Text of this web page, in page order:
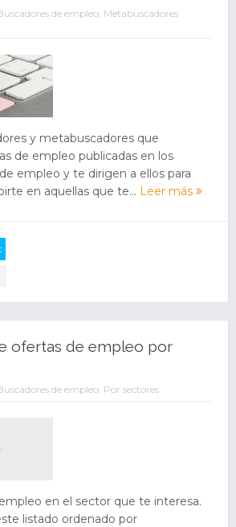
de empleo, Metabuscadores
y metabuscadores que
de empleo publicadas en los
empleo y te dirigen a ellos para
en aquellas que te... Leer más
ofertas de empleo por
de empleo, Por sectores
en el sector que te interesa.
listado ordenado por